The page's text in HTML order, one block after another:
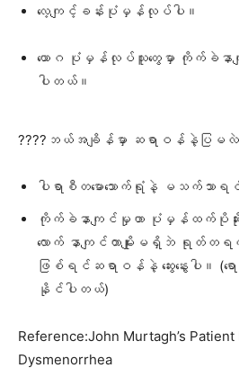
လေ့ကျင့်ခန်းပုံမှန်လုပ်ပါ။
ယောဂ ပုံမှန်လုပ်သူတွေမှာ ကိုက်ခဲနာက
ပါတယ်။
????ဘယ်အချိန်မှာ ဆရာဝန်နဲ့ပြမလဲ
ပါရာစီတမောသောက်ရုံနဲ့ မသက်သာရ
ကိုက်ခဲနာကျင်မှုဟာ ပုံမှန်ထက်ပို
လောက် နာကျင်တာမျိုးမရှိဘဲ ရုတ်တရ
ဖြစ်ရင်ဆရာဝန်နဲ့ ဆွေးနွေးပါ။ (ရ
နိုင်ပါတယ်)
Reference:John Murtagh’s
Dysmenorrhea